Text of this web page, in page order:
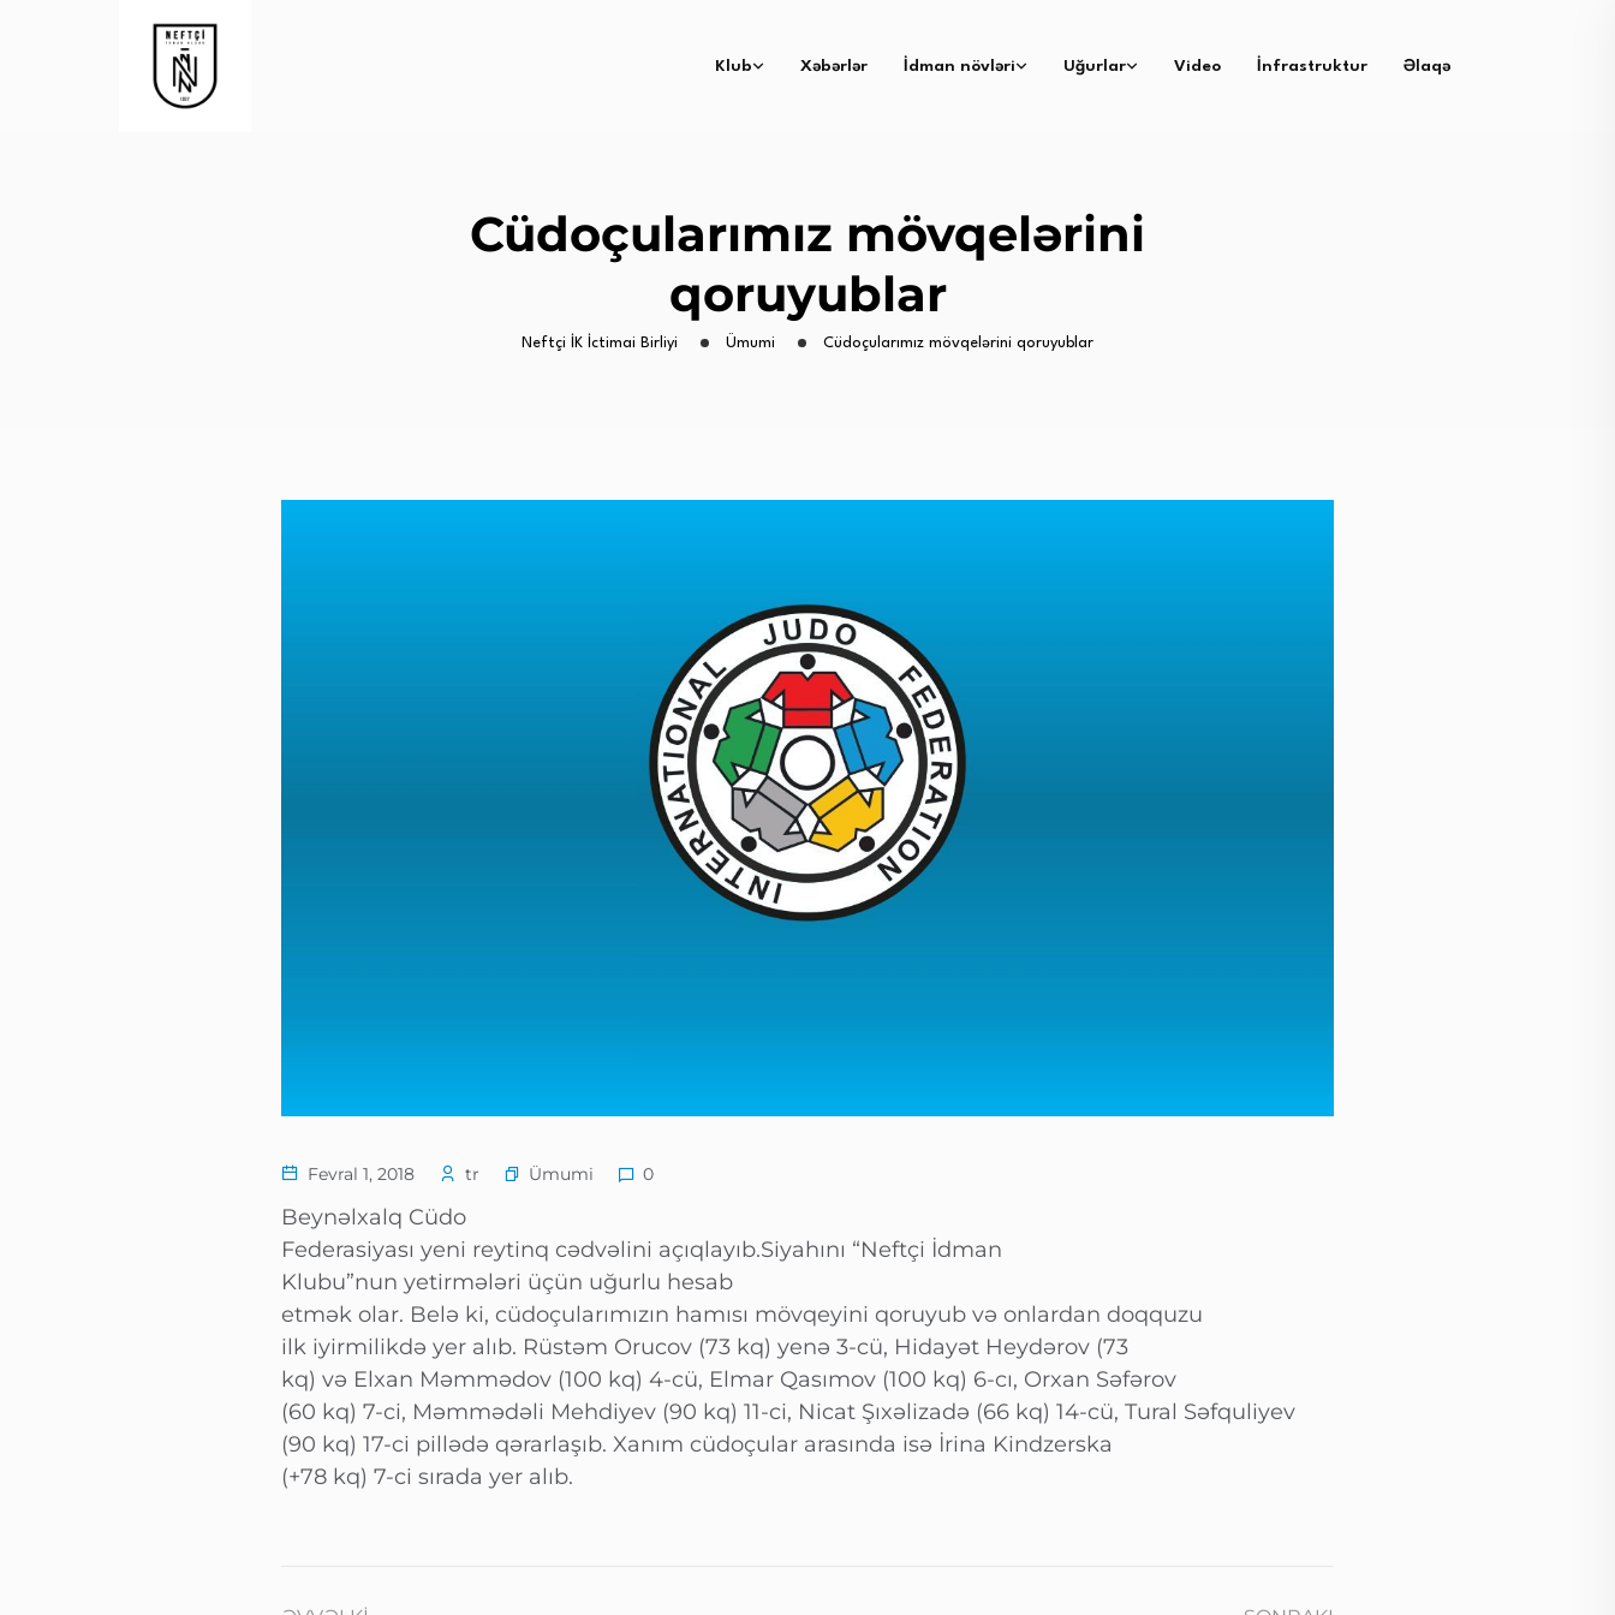
Klub Xəbərlər İdman növləri Uğurlar Video İnfrastruktur Əlaqə
Cüdoçularımız mövqelərini
qoruyublar
Neftçi İK İctimai Birliyi Ümumi Cüdoçularımız mövqelərini qoruyublar
Fevral 1, 2018 tr Ümumi 0
Beynəlxalq Cüdo
Federasiyası yeni reytinq cədvəlini açıqlayıb.Siyahını “Neftçi İdman
Klubu”nun yetirmələri üçün uğurlu hesab
etmək olar. Belə ki, cüdoçularımızın hamısı mövqeyini qoruyub və onlardan doqquzu
ilk iyirmilikdə yer alıb. Rüstəm Orucov (73 kq) yenə 3-cü, Hidayət Heydərov (73
kq) və Elxan Məmmədov (100 kq) 4-cü, Elmar Qasımov (100 kq) 6-cı, Orxan Səfərov
(60 kq) 7-ci, Məmmədəli Mehdiyev (90 kq) 11-ci, Nicat Şıxəlizadə (66 kq) 14-cü, Tural Səfquliyev
(90 kq) 17-ci pillədə qərarlaşıb. Xanım cüdoçular arasında isə İrina Kindzerska
(+78 kq) 7-ci sırada yer alıb.